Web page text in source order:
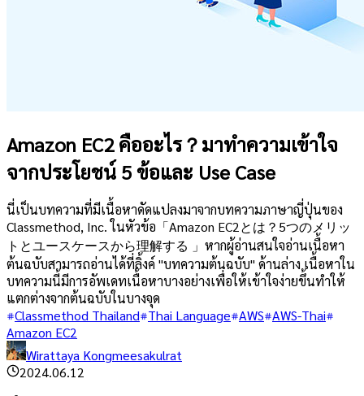
Amazon EC2 คืออะไร？มาทำความเข้าใจ
จากประโยชน์ 5 ข้อและ Use Case
นี่เป็นบทความที่มีเนื้อหาดัดแปลงมาจากบทความภาษาญี่ปุ่นของ
Classmethod, Inc. ในหัวข้อ「Amazon EC2とは？5つのメリッ
トとユースケースから理解する 」หากผู้อ่านสนใจอ่านเนื้อหา
ต้นฉบับสามารถอ่านได้ที่ลิ้งค์ "บทความต้นฉบับ" ด้านล่าง เนื้อหาใน
บทความนี้มีการอัพเดทเนื้อหาบางอย่างเพื่อให้เข้าใจง่ายขึ้นทำให้
แตกต่างจากต้นฉบับในบางจุด
Classmethod Thailand Thai Language AWS AWS-Thai
Amazon EC2
Wirattaya Kongmeesakulrat
2024.06.12